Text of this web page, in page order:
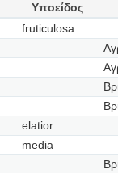
Υποείδος
fruticulosa
elatior
media